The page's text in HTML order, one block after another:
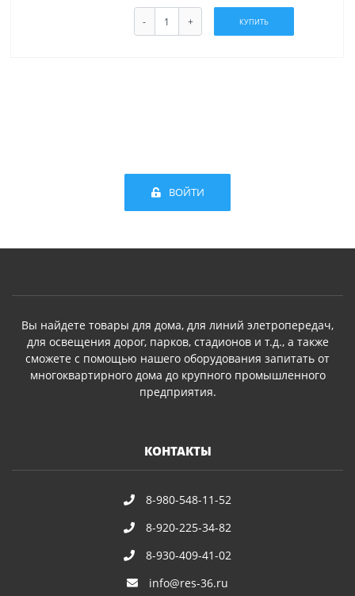
- + КУПИТЬ
ВОЙТИ
Вы найдете товары для дома, для линий элетропередач,
для освещения дорог, парков, стадионов и т.д., а также
сможете с помощью нашего оборудования запитать от
многоквартирного дома до крупного промышленного
предприятия.
КОНТАКТЫ
8-980-548-11-52
8-920-225-34-82
8-930-409-41-02
info@res-36.ru